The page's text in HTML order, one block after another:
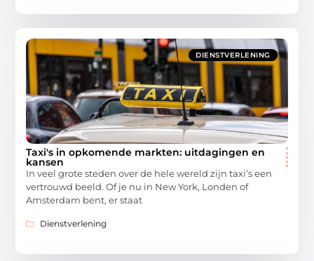
DIENSTVERLENING
Taxi's in opkomende markten: uitdagingen en
kansen
In veel grote steden over de hele wereld zijn taxi’s een
vertrouwd beeld. Of je nu in New York, Londen of
Amsterdam bent, er staat
Dienstverlening